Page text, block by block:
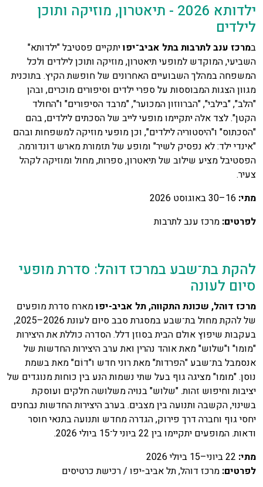
ילדותא 2026 - תיאטרון, מוזיקה ותוכן
לילדים
במרכז ענב לתרבות בתל אביב־יפויתקיים פסטיבל "ילדותא"
השביעי, המוקדש למופעי תיאטרון, מוזיקה ותוכן לילדים ולכל
המשפחה במהלך השבועיים האחרונים של חופשת הקיץ. בתוכנית
מגוון הצגות המבוססות על ספרי ילדים וסיפורים מוכרים, ובהן
"הלב", "בילבי", "הברווזון המכוער", "מרבד הסיפורים" ו"החולד
הקטן". לצד אלה יתקיימו מופעי לייב של הסכתים לילדים, בהם
"הסכתוס" ו"היסטוריה לילדים", וכן מופעי מוזיקה למשפחות ובהם
"אינדי ילד: לא נפסיק לשיר" ומופע של תזמורת מארש דונדורמה.
הפסטיבל מציע שילוב של תיאטרון, ספרות, מחול ומוזיקה לקהל
צעיר.
מתי:
לפרטים: מרכז ענב לתרבות
להקת בת־שבע במרכז דוהל: סדרת מופעי
סיום לעונה
מרכז דוהל, שכונת התקווה, תל אביב-יפומארח סדרת מופעים
של להקת מחול בת־שבע במסגרת סבב סיום לעונת 2026–2025,
בעקבות שיפוץ אולם הבית בסוזן דלל. הסדרה כוללת את היצירות
"מומו" ו"שלוש" מאת אוהד נהרין ואת ערב היצירות החדשות של
אנסמבל בת־שבע "הפרדות" מאת רוני חדש ו"דוֹם" מאת בשמת
נוסן. "מומו" מציגה גוף בעל שתי נשמות הנע בין כוחות מנוגדים של
יציבות וחיפוש זהות. "שלוש" בנויה משלושה חלקים ועוסקת
בשינוי, הקשבה ותנועה בין מצבים. בערב היצירות החדשות נבחנים
יחסי גוף וחברה דרך פירוק, הגדרה מחדש ותנועה בתנאי חוסר
ודאות. המופעים יתקיימו בין 22 ביוני ל־15 ביולי 2026.
מתי:
לפרטים: מרכז דוהל, תל אביב-יפו / רכישת כרטיסים